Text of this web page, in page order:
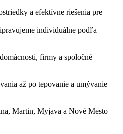
a efektívne riešenia pre
individuálne podľa
firmy a spoločné
až po tepovanie a umývanie
Martin, Myjava a Nové Mesto